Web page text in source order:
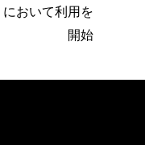
において利用を
開始